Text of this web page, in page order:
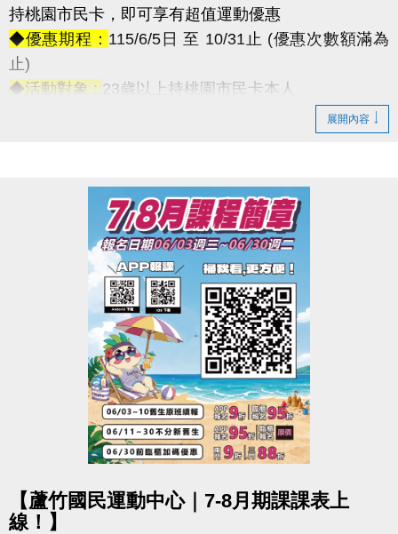
持桃園市民卡，即可享有超值運動優惠
◆優惠期程：115/6/5日 至 10/31止 (優惠次數額滿為
止)
◆活動對象 :23歲以上持桃園市民卡本人
→ 優惠次數僅4,800人次，額滿為止
◆體適能: 半價$25/時 ◆第二小時開始恢復原價
→ 優惠次數僅1,600人次，額滿為止
【特色課程優惠】
每 5 堂為一期，只要當期到課時數達八成
結算即享 $500 元 學費折抵！
【適用課程類型】
◆飛輪課程 ◆肌力訓練
◆瑜珈課程 ◆有氧課程 ◆樂齡課程
（依中心公告課程為主）
【注意事項】
展開內容
【蘆竹國民運動中心｜7-8月期課課表上
線！】